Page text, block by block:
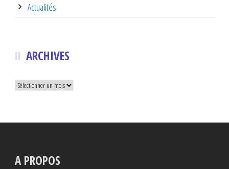
Actualités
ARCHIVES
Archives
A PROPOS